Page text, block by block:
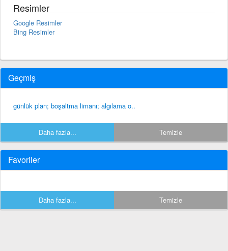
Resimler
Google Resimler
Bing Resimler
Geçmiş
günlük plan; boşaltma limanı; algılama o..
Daha fazla... Temizle
Favoriler
Daha fazla... Temizle